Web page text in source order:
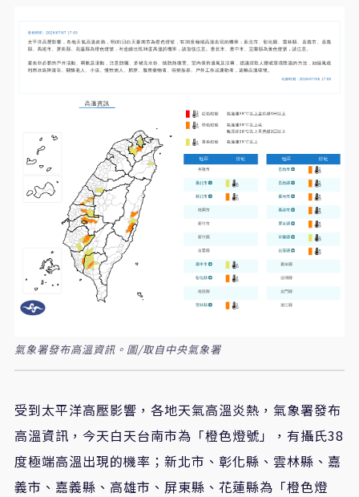
氣象署發布高溫資訊。圖/取自中央氣象署
受到太平洋高壓影響，各地天氣高溫炎熱，氣象署發布
高溫資訊，今天白天台南市為「橙色燈號」，有攝氏38
度極端高溫出現的機率；新北市、彰化縣、雲林縣、嘉
義市、嘉義縣、高雄市、屏東縣、花蓮縣為「橙色燈